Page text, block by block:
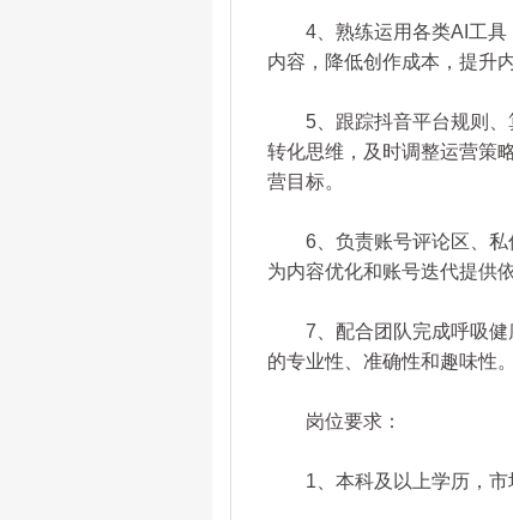
4、熟练运用各类AI工具
内容，降低创作成本，提升
5、跟踪抖音平台规则、
转化思维，及时调整运营策
营目标。
6、负责账号评论区、私
为内容优化和账号迭代提供依
7、配合团队完成呼吸健
的专业性、准确性和趣味性。
岗位要求：
1、本科及以上学历，市